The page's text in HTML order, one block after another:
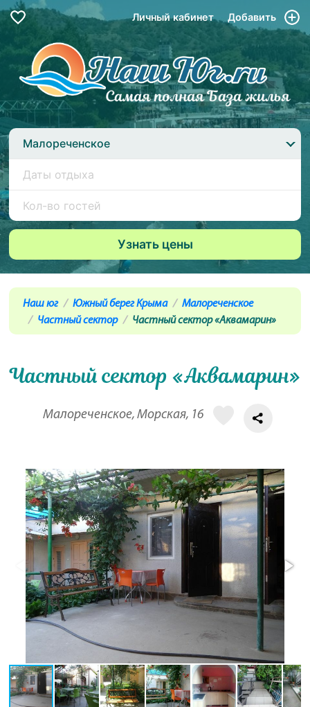
Личный кабинет Добавить
Малореченское
Наш юг Южный берег Крыма
Малореченское
Частный сектор
Частный сектор «Аквамарин»
Частный сектор «Аквамарин»
Малореченское, Морская, 16